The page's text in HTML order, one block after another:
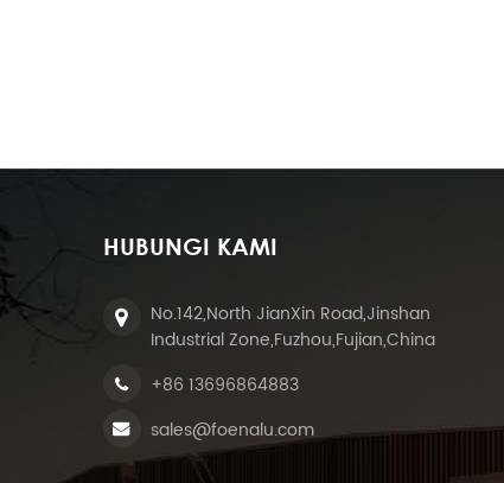
HUBUNGI KAMI
No.142,North JianXin Road,Jinshan
Industrial Zone,Fuzhou,Fujian,China
+86 13696864883
sales@foenalu.com